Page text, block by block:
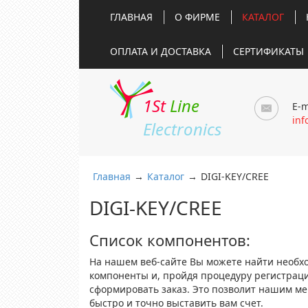
ГЛАВНАЯ О ФИРМЕ КАТАЛОГ
ОПЛАТА И ДОСТАВКА СЕРТИФИКАТЫ
1St Line
Electronics
E-
Главная → Каталог → DIGI-KEY/CREE
DIGI-KEY/CREE
Список компонентов:
На нашем веб-сайте Вы можете найти
компоненты и, пройдя процедуру
сформировать заказ. Это позволит нашим
быстро и точно выставить вам счет.